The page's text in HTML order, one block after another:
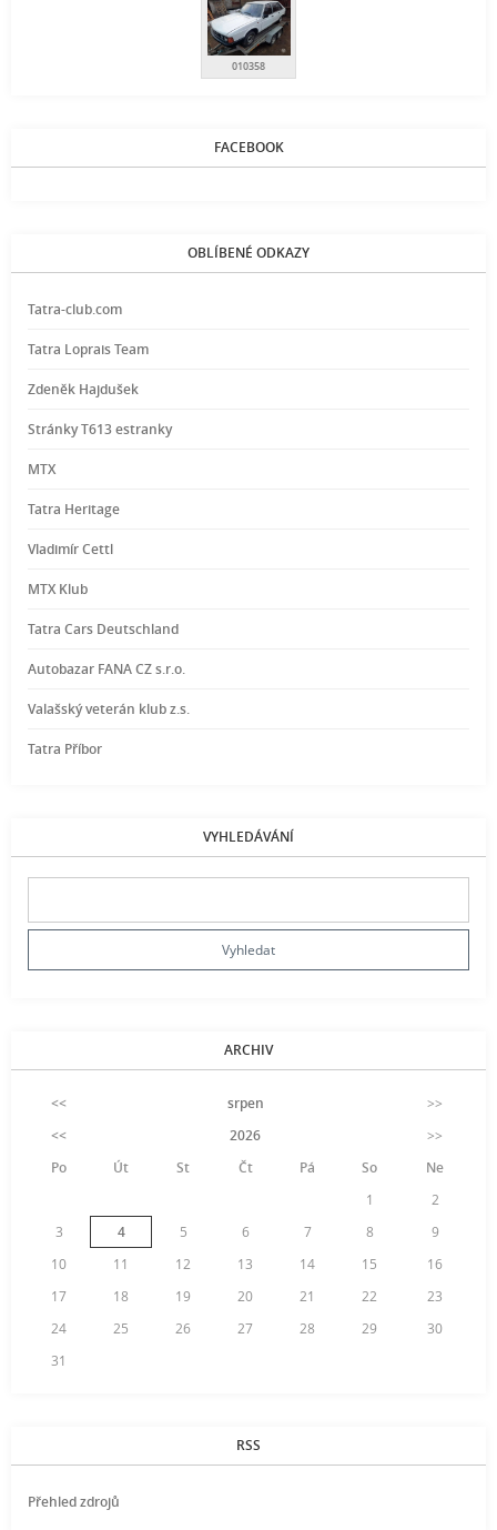
010358
FACEBOOK
OBLÍBENÉ ODKAZY
Tatra-club.com
Tatra Loprais Team
Zdeněk Hajdušek
Stránky T613 estranky
MTX
Tatra Heritage
Vladimír Cettl
MTX Klub
Tatra Cars Deutschland
Autobazar FANA CZ s.r.o.
Valašský veterán klub z.s.
Tatra Příbor
VYHLEDÁVÁNÍ
ARCHIV
<< srpen
>>
<<
2026
>>
Po
Út St Čt Pá So
Ne
1
2
3
4 5 6 7 8
9
10
11 12 13 14 15
16
17
18 19 20 21 22
23
24
25 26 27 28 29
30
31
RSS
Přehled zdrojů